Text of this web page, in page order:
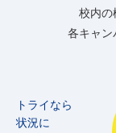
校内の
各キャン
トライなら
状況に